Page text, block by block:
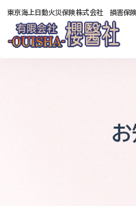
東京海上日動火災保険株式会社 損害保